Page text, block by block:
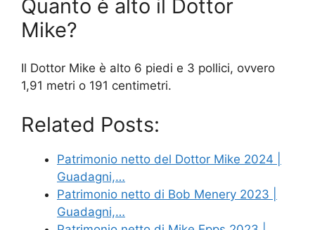
Quanto è alto il Dottor
Mike?
Il Dottor Mike è alto 6 piedi e 3 pollici, ovvero
1,91 metri o 191 centimetri.
Related Posts:
Patrimonio netto del Dottor Mike 2024 |
Guadagni,…
Patrimonio netto di Bob Menery 2023 |
Guadagni,…